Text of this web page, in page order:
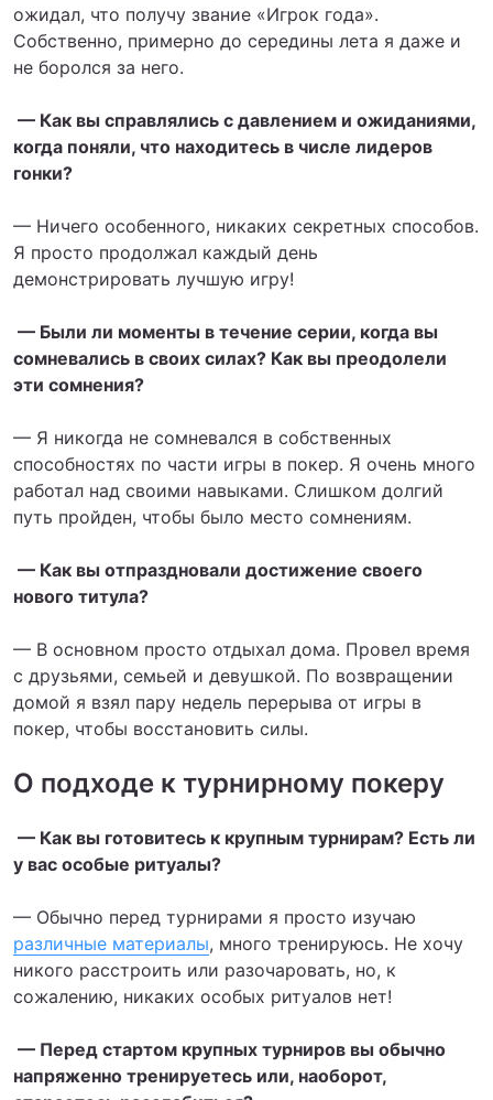
ожидал, что получу звание «Игрок года».
Собственно, примерно до середины лета я даже и
не боролся за него.
— Как вы справлялись с давлением и ожиданиями,
когда поняли, что находитесь в числе лидеров
гонки?
— Ничего особенного, никаких секретных способов.
Я просто продолжал каждый день
демонстрировать лучшую игру!
— Были ли моменты в течение серии, когда вы
сомневались в своих силах? Как вы преодолели
эти сомнения?
— Я никогда не сомневался в собственных
способностях по части игры в покер. Я очень много
работал над своими навыками. Слишком долгий
путь пройден, чтобы было место сомнениям.
— Как вы отпраздновали достижение своего
нового титула?
— В основном просто отдыхал дома. Провел время
с друзьями, семьей и девушкой. По возвращении
домой я взял пару недель перерыва от игры в
покер, чтобы восстановить силы.
О подходе к турнирному покеру
— Как вы готовитесь к крупным турнирам? Есть ли
у вас особые ритуалы?
— Обычно перед турнирами я просто изучаю
различные материалы, много тренируюсь. Не хочу
никого расстроить или разочаровать, но, к
сожалению, никаких особых ритуалов нет!
— Перед стартом крупных турниров вы обычно
напряженно тренируетесь или, наоборот,